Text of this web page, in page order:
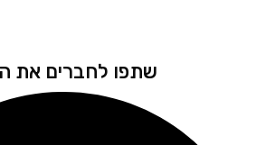
שתפו לחברים את הדף!